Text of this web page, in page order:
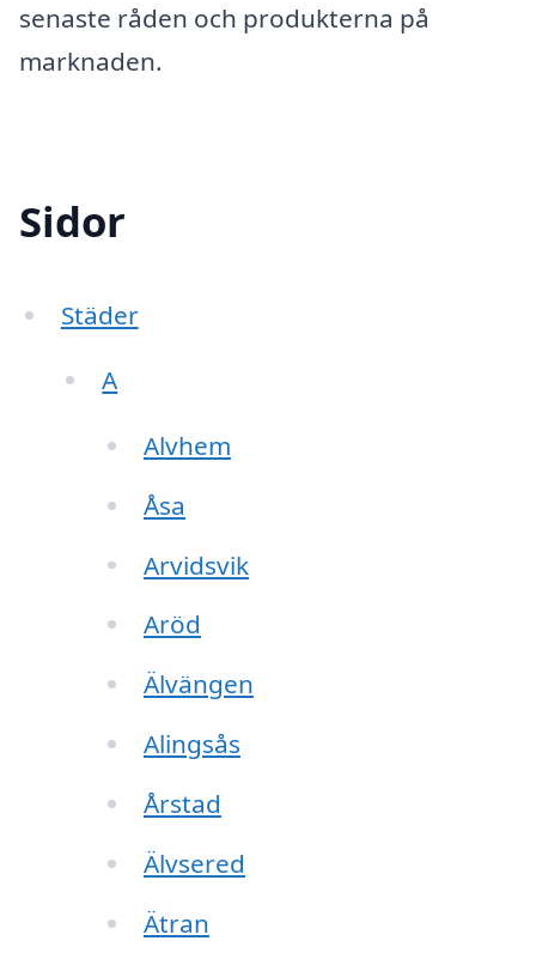
senaste råden och produkterna på
marknaden.
Sidor
Städer
A
Alvhem
Åsa
Arvidsvik
Aröd
Älvängen
Alingsås
Årstad
Älvsered
Ätran